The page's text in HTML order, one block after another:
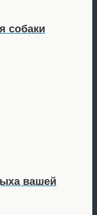
собаки
вашей